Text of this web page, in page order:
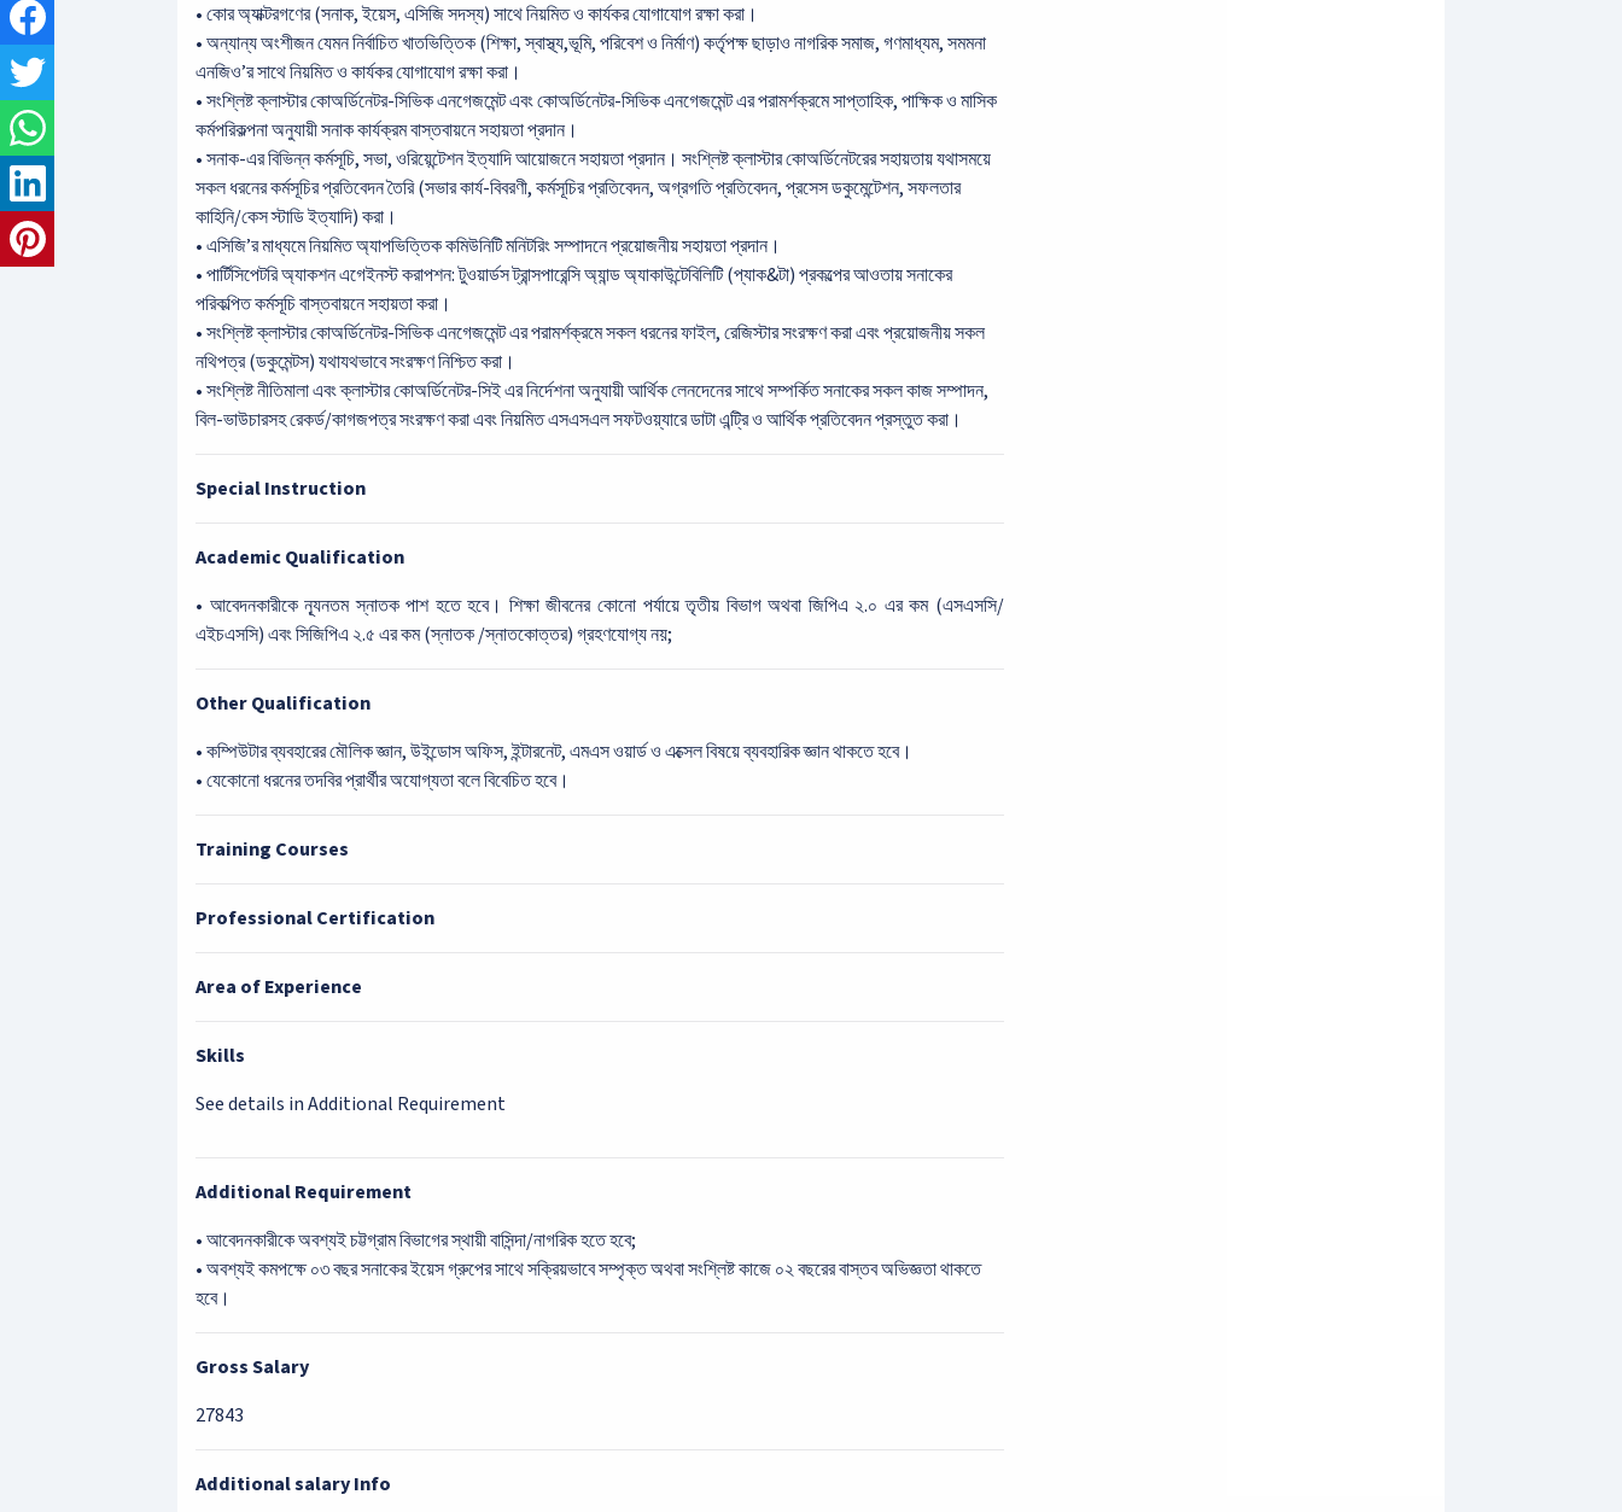
• কোর অ্যাক্টরগণের (সনাক, ইয়েস, এসিজি সদস্য) সাথে নিয়মিত ও কার্যকর যোগাযোগ রক্ষা করা।
• অন্যান্য অংশীজন যেমন নির্বাচিত খাতভিত্তিক (শিক্ষা, স্বাস্থ্য,ভূমি, পরিবেশ ও নির্মাণ) কর্তৃপক্ষ ছাড়াও নাগরিক সমাজ, গণমাধ্যম, সমমনা
এনজিও’র সাথে নিয়মিত ও কার্যকর যোগাযোগ রক্ষা করা।
• সংশ্লিষ্ট ক্লাস্টার কোঅর্ডিনেটর-সিভিক এনগেজমেন্ট এবং কোঅর্ডিনেটর-সিভিক এনগেজমেন্ট এর পরামর্শক্রমে সাপ্তাহিক, পাক্ষিক ও মাসিক
কর্মপরিকল্পনা অনুযায়ী সনাক কার্যক্রম বাস্তবায়নে সহায়তা প্রদান।
• সনাক-এর বিভিন্ন কর্মসূচি, সভা, ওরিয়েন্টেশন ইত্যাদি আয়োজনে সহায়তা প্রদান। সংশ্লিষ্ট ক্লাস্টার কোঅর্ডিনেটরের সহায়তায় যথাসময়ে
সকল ধরনের কর্মসূচির প্রতিবেদন তৈরি (সভার কার্য-বিবরণী, কর্মসূচির প্রতিবেদন, অগ্রগতি প্রতিবেদন, প্রসেস ডকুমেন্টেশন, সফলতার
কাহিনি/কেস স্টাডি ইত্যাদি) করা।
• এসিজি’র মাধ্যমে নিয়মিত অ্যাপভিত্তিক কমিউনিটি মনিটরিং সম্পাদনে প্রয়োজনীয় সহায়তা প্রদান।
• পার্টিসিপেটরি অ্যাকশন এগেইনস্ট করাপশন: টুওয়ার্ডস ট্রান্সপারেন্সি অ্যান্ড অ্যাকাউন্টেবিলিটি (প্যাক&টা) প্রকল্পের আওতায় সনাকের
পরিকল্পিত কর্মসূচি বাস্তবায়নে সহায়তা করা।
• সংশ্লিষ্ট ক্লাস্টার কোঅর্ডিনেটর-সিভিক এনগেজমেন্ট এর পরামর্শক্রমে সকল ধরনের ফাইল, রেজিস্টার সংরক্ষণ করা এবং প্রয়োজনীয় সকল
নথিপত্র (ডকুমেন্টস) যথাযথভাবে সংরক্ষণ নিশ্চিত করা।
• সংশ্লিষ্ট নীতিমালা এবং ক্লাস্টার কোঅর্ডিনেটর-সিই এর নির্দেশনা অনুযায়ী আর্থিক লেনদেনের সাথে সম্পর্কিত সনাকের সকল কাজ সম্পাদন,
বিল-ভাউচারসহ রেকর্ড/কাগজপত্র সংরক্ষণ করা এবং নিয়মিত এসএসএল সফটওয়্যারে ডাটা এন্ট্রি ও আর্থিক প্রতিবেদন প্রস্তুত করা।
Special Instruction
Academic Qualification
• আবেদনকারীকে ন্যূনতম স্নাতক পাশ হতে হবে। শিক্ষা জীবনের কোনো পর্যায়ে তৃতীয় বিভাগ অথবা জিপিএ ২.০ এর কম (এসএসসি/
এইচএসসি) এবং সিজিপিএ ২.৫ এর কম (স্নাতক /স্নাতকোত্তর) গ্রহণযোগ্য নয়;
Other Qualification
• কম্পিউটার ব্যবহারের মৌলিক জ্ঞান, উইন্ডোস অফিস, ইন্টারনেট, এমএস ওয়ার্ড ও এক্সেল বিষয়ে ব্যবহারিক জ্ঞান থাকতে হবে।
• যেকোনো ধরনের তদবির প্রার্থীর অযোগ্যতা বলে বিবেচিত হবে।
Training Courses
Professional Certification
Area of Experience
Skills
See details in Additional Requirement
Additional Requirement
• আবেদনকারীকে অবশ্যই চট্টগ্রাম বিভাগের স্থায়ী বাসিন্দা/নাগরিক হতে হবে;
• অবশ্যই কমপক্ষে ০৩ বছর সনাকের ইয়েস গ্রুপের সাথে সক্রিয়ভাবে সম্পৃক্ত অথবা সংশ্লিষ্ট কাজে ০২ বছরের বাস্তব অভিজ্ঞতা থাকতে
হবে।
Gross Salary
27843
Additional salary Info